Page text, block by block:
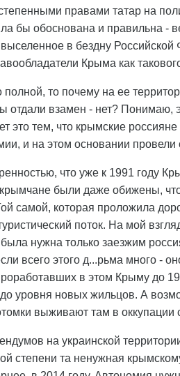
правами татар на
бы обоснована и правильна -
в бездну
Крыма как
то почему на ее
отдали взамен - нет? Понимаю,
это тем, что крымские
и на этом основании
что уже к 1991 году
крымчане были даже обижены,
самой, которая проложила
поток. На мой
нужна только заезжим
всего этого д...рьма много -
в этом Крыму до
уровня новых жильцов. А
выживают там в оккупации
на украинской
степени та ненужная